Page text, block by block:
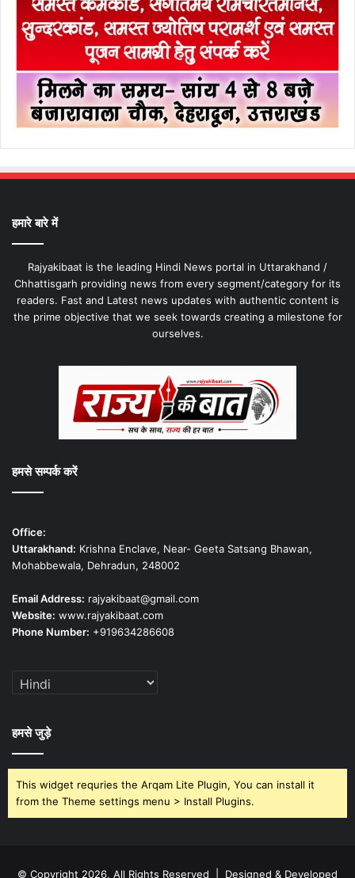
हमारे बारे में
Rajyakibaat is the leading Hindi News portal in Uttarakhand /
Chhattisgarh providing news from every segment/category for its
readers. Fast and Latest news updates with authentic content is
the prime objective that we seek towards creating a milestone for
ourselves.
हमसे सम्पर्क करें
Office:
Uttarakhand: Krishna Enclave, Near- Geeta Satsang Bhawan,
Mohabbewala, Dehradun, 248002
Email Address: rajyakibaat@gmail.com
Website: www.rajyakibaat.com
Phone Number: +919634286608
हमसे जुड़े
This widget requries the Arqam Lite Plugin, You can install it
from the Theme settings menu > Install Plugins.
© Copyright 2026, All Rights Reserved | Designed & Developed